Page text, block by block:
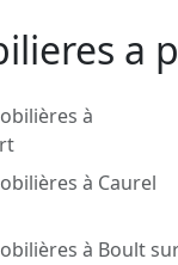
a
à
à Caurel
à Boult